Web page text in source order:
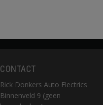
CONTACT
Rick Donkers Auto Electrics
Binnenveld 9 (geen